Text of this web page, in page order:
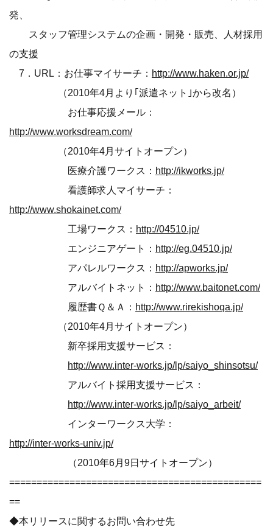
発、
スタッフ管理システムの企画・開発・販売、人材採用
の支援
7．URL：お仕事マイサーチ： http://www.haken.or.jp/
（2010年4月より｢派遣ネット｣から改名）
お仕事応援メール：
http://www.worksdream.com/
（2010年4月サイトオープン）
医療介護ワークス： http://ikworks.jp/
看護師求人マイサーチ：
http://www.shokainet.com/
工場ワークス： http://04510.jp/
エンジニアゲート： http://eg.04510.jp/
アパレルワークス： http://apworks.jp/
アルバイトネット： http://www.baitonet.com/
履歴書Ｑ＆Ａ： http://www.rirekishoqa.jp/
（2010年4月サイトオープン）
新卒採用支援サービス：
http://www.inter-works.jp/lp/saiyo_shinsotsu/
アルバイト採用支援サービス：
http://www.inter-works.jp/lp/saiyo_arbeit/
インターワークス大学：
http://inter-works-univ.jp/
（2010年6月9日サイトオープン）
==============================================
==
◆本リリースに関するお問い合わせ先